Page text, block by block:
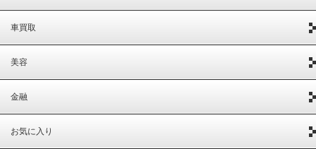
車買取
美容
金融
お気に入り